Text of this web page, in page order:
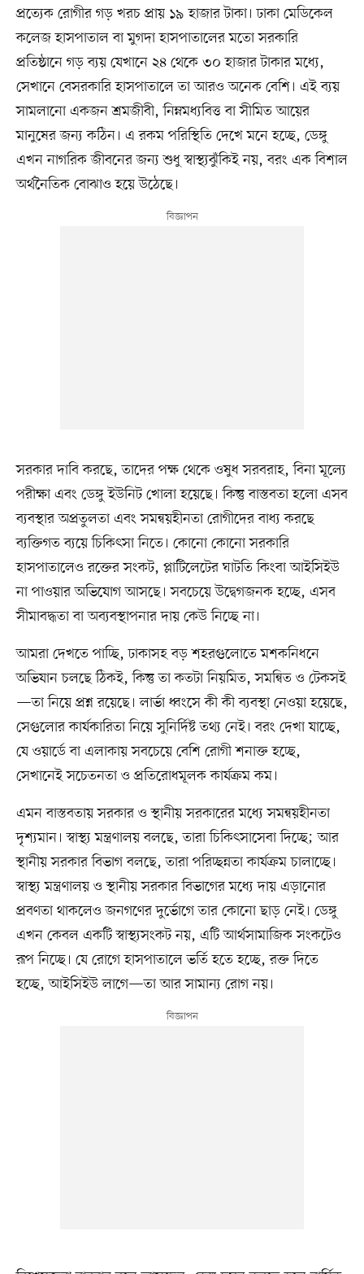
প্রত্যেক রোগীর গড় খরচ প্রায় ১৯ হাজার টাকা। ঢাকা মেডিকেল
কলেজ হাসপাতাল বা মুগদা হাসপাতালের মতো সরকারি
প্রতিষ্ঠানে গড় ব্যয় যেখানে ২৪ থেকে ৩০ হাজার টাকার মধ্যে,
সেখানে বেসরকারি হাসপাতালে তা আরও অনেক বেশি। এই ব্যয়
সামলানো একজন শ্রমজীবী, নিম্নমধ্যবিত্ত বা সীমিত আয়ের
মানুষের জন্য কঠিন। এ রকম পরিস্থিতি দেখে মনে হচ্ছে, ডেঙ্গু
এখন নাগরিক জীবনের জন্য শুধু স্বাস্থ্যঝুঁকিই নয়, বরং এক বিশাল
অর্থনৈতিক বোঝাও হয়ে উঠেছে।
সরকার দাবি করছে, তাদের পক্ষ থেকে ওষুধ সরবরাহ, বিনা মূল্যে
পরীক্ষা এবং ডেঙ্গু ইউনিট খোলা হয়েছে। কিন্তু বাস্তবতা হলো এসব
ব্যবস্থার অপ্রতুলতা এবং সমন্বয়হীনতা রোগীদের বাধ্য করছে
ব্যক্তিগত ব্যয়ে চিকিৎসা নিতে। কোনো কোনো সরকারি
হাসপাতালেও রক্তের সংকট, প্লাটিলেটের ঘাটতি কিংবা আইসিইউ
না পাওয়ার অভিযোগ আসছে। সবচেয়ে উদ্বেগজনক হচ্ছে, এসব
সীমাবদ্ধতা বা অব্যবস্থাপনার দায় কেউ নিচ্ছে না।
আমরা দেখতে পাচ্ছি, ঢাকাসহ বড় শহরগুলোতে মশকনিধনে
অভিযান চলছে ঠিকই, কিন্তু তা কতটা নিয়মিত, সমন্বিত ও টেকসই
—তা নিয়ে প্রশ্ন রয়েছে। লার্ভা ধ্বংসে কী কী ব্যবস্থা নেওয়া হয়েছে,
সেগুলোর কার্যকারিতা নিয়ে সুনির্দিষ্ট তথ্য নেই। বরং দেখা যাচ্ছে,
যে ওয়ার্ডে বা এলাকায় সবচেয়ে বেশি রোগী শনাক্ত হচ্ছে,
সেখানেই সচেতনতা ও প্রতিরোধমূলক কার্যক্রম কম।
এমন বাস্তবতায় সরকার ও স্থানীয় সরকারের মধ্যে সমন্বয়হীনতা
দৃশ্যমান। স্বাস্থ্য মন্ত্রণালয় বলছে, তারা চিকিৎসাসেবা দিচ্ছে; আর
স্থানীয় সরকার বিভাগ বলছে, তারা পরিচ্ছন্নতা কার্যক্রম চালাচ্ছে।
স্বাস্থ্য মন্ত্রণালয় ও স্থানীয় সরকার বিভাগের মধ্যে দায় এড়ানোর
প্রবণতা থাকলেও জনগণের দুর্ভোগে তার কোনো ছাড় নেই। ডেঙ্গু
এখন কেবল একটি স্বাস্থ্যসংকট নয়, এটি আর্থসামাজিক সংকটেও
রূপ নিচ্ছে। যে রোগে হাসপাতালে ভর্তি হতে হচ্ছে, রক্ত দিতে
হচ্ছে, আইসিইউ লাগে—তা আর সামান্য রোগ নয়।